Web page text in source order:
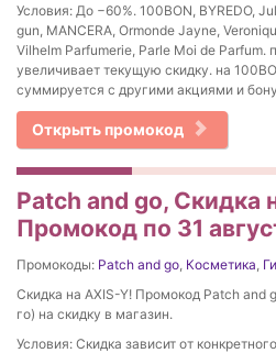
Условия: До −60%. 100BON, BYREDO,
gun, MANCERA, Ormonde Jayne,
Vilhelm Parfumerie, Parle Moi de Parfum.
увеличивает текущую скидку. на
суммируется с другими акциями и
Открыть промокод
Patch and go, Скидка
Промокод по 31
Промокоды: Patch and go, Косметика,
Скидка на AXIS-Y! Промокод Patch and
го) на скидку в магазин.
Условия: Скидка зависит от